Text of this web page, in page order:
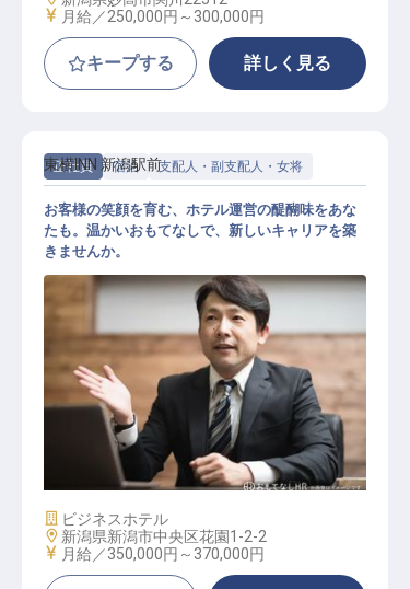
給与
月給／250,000円～ 300,000円
キープする 詳しく見る
正社員 宿泊 支配人・副支配人・女将
ホテル支配人
東横INN 新潟駅前
お客様の笑顔を育む、ホテル運営の醍醐味をあな
たも。温かいおもてなしで、新しいキャリアを築
きませんか。
施設業態
ビジネスホテル
勤務地
新潟県新潟市中央区花園1-2-2
給与
月給／350,000円～ 370,000円